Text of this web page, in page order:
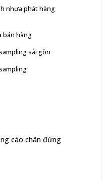
nhựa phát hàng
bán hàng
sài gòn
cáo chân đứng